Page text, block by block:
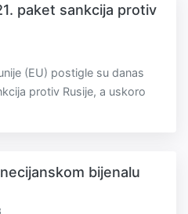
paket sankcija protiv
(EU) postigle su danas
protiv Rusije, a uskoro
bijenalu